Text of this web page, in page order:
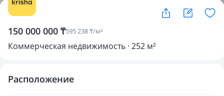
150 000 000 ₸595 238 ₸/м²
Коммерческая недвижимость · 252 м²
Расположение